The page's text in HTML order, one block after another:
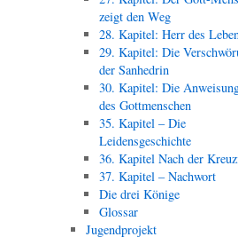
zeigt den Weg
28. Kapitel: Herr des
29. Kapitel: Die
der Sanhedrin
30. Kapitel: Die
des Gottmenschen
35. Kapitel – Die
Leidensgeschichte
36. Kapitel Nach der
37. Kapitel – Nachwort
Die drei Könige
Glossar
Jugendprojekt